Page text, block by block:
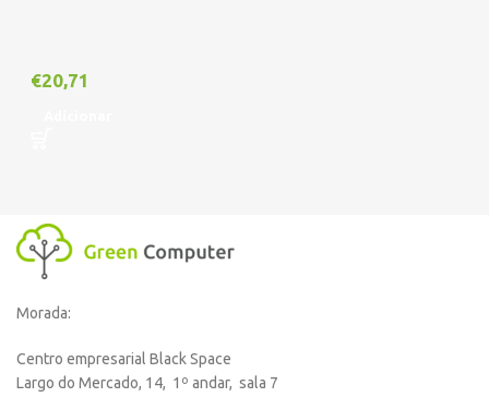
€20,71
Morada:
Centro empresarial Black Space
Largo do Mercado, 14, 1º andar, sala 7